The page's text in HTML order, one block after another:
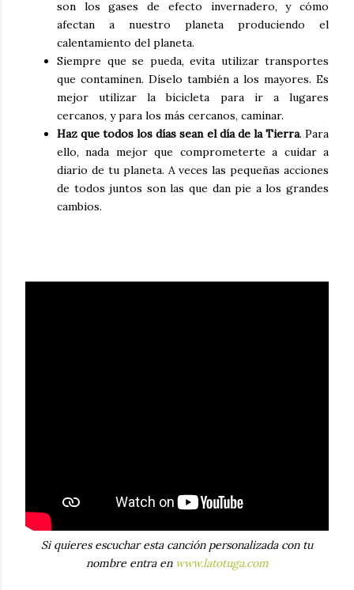
son los gases de efecto invernadero, y cómo
afectan a nuestro planeta produciendo el
calentamiento del planeta.
Siempre que se pueda, evita utilizar transportes
que contaminen. Díselo también a los mayores. Es
mejor utilizar la bicicleta para ir a lugares
cercanos, y para los más cercanos, caminar.
Haz que todos los días sean el día de la Tierra. Para
ello, nada mejor que comprometerte a cuidar a
diario de tu planeta. A veces las pequeñas acciones
de todos juntos son las que dan pie a los grandes
cambios.
Si quieres escuchar esta canción personalizada con tu
nombre entra en www.latotuga.com